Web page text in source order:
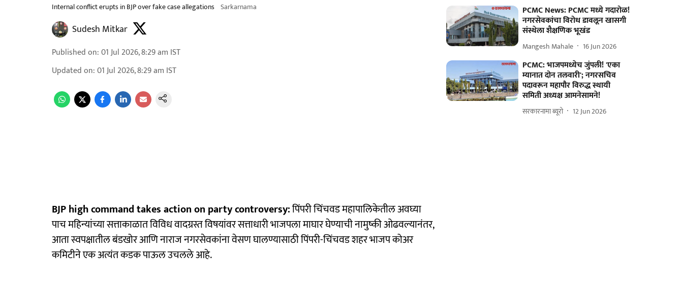
Internal conflict erupts in BJP over fake case allegations Sarkarnama
Sudesh Mitkar
Published on:01 Jul 2026, 8:29 am IST
Updated on:01 Jul 2026, 8:29 am IST
BJP high command takes action on party controversy:पिंपरी चिंचवड महापालिकेतील अवघ्या
पाच महिन्यांच्या सत्ताकाळात विविध वादग्रस्त विषयांवर सत्ताधारी भाजपला माघार घेण्याची नामुष्की ओढवल्यानंतर,
आता स्वपक्षातील बंडखोर आणि नाराज नगरसेवकांना वेसण घालण्यासाठी पिंपरी-चिंचवड शहर भाजप कोअर
कमिटीने एक अत्यंत कडक पाऊल उचलले आहे.
PCMC News: PCMC मध्ये गदारोळ!
नगरसेवकांचा विरोध डावलून खासगी
संस्थेला शैक्षणिक भूखंड
Mangesh Mahale 16 Jun 2026
PCMC: भाजपमध्येच जुंपली! 'एका
म्यानात दोन तलवारी'; नगरसचिव
पदावरून महापौर विरुद्ध स्थायी
समिती अध्यक्ष आमनेसामने!
सरकारनामा ब्यूरो 12 Jun 2026